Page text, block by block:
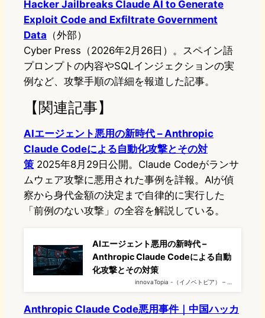
Hacker Jailbreaks Claude AI to Generate
Exploit Code and Exfiltrate Government
Data （外部）
Cyber Press（2026年2月26日）。スペイン語
プロンプトの内容やSQLインジェクションの実
例など、攻撃手順の詳細を報道した記事。
【関連記事】
AIエージェント悪用の新時代 – Anthropic
Claude Codeによる自動化攻撃とその対
策 2025年8月29日公開。Claude Codeがランサ
ムウェア攻撃に悪用された事例を詳報。AIが偵
察から身代金額の決定まで自律的に実行した
「前例のない攻撃」の全容を解説している。
AIエージェント悪用の新時代 –
Anthropic Claude Codeによる自動
化攻撃とその対策
innovaTopia -（イノベトピア） – …
Anthropic Claude Code悪用事件｜中国ハッカ